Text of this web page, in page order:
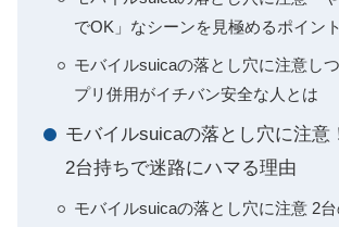
でOK」なシーンを見極めるポイント
モバイルsuicaの落とし穴に注意し
プリ併用がイチバン安全な人とは
モバイルsuicaの落とし穴に注意
2台持ちで迷路にハマる理由
モバイルsuicaの落とし穴に注意 2